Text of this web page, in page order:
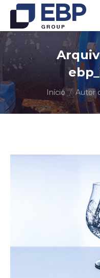
Você está
Início Autor